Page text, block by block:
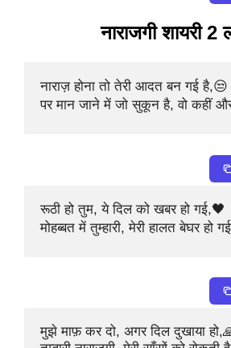
नाराजगी शायरी 2
नाराज़ होना तो तेरी आदत बन गई है,😒
पर मान जाने में जो सुकून है, वो कहीं
रूठी हो तुम, ये दिल को खबर हो गई,🖤
मोहब्बत में तुम्हारी, मेरी हालत बेघर हो
मुझे माफ़ कर दो, अगर दिल दुखाया